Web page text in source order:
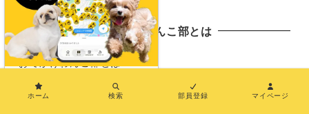
おでかけわんこ部とは
おでかけわんこ部とは
おでわんMAP
ホーム 検索 部員登録 マイページ